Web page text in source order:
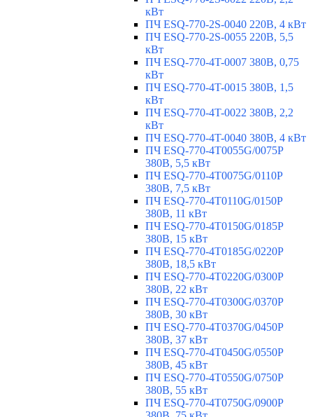
кВт
ПЧ ESQ-770-2S-0040 220В, 4 кВт
ПЧ ESQ-770-2S-0055 220В, 5,5
кВт
ПЧ ESQ-770-4T-0007 380В, 0,75
кВт
ПЧ ESQ-770-4T-0015 380В, 1,5
кВт
ПЧ ESQ-770-4T-0022 380В, 2,2
кВт
ПЧ ESQ-770-4T-0040 380В, 4 кВт
ПЧ ESQ-770-4T0055G/0075P
380В, 5,5 кВт
ПЧ ESQ-770-4T0075G/0110P
380В, 7,5 кВт
ПЧ ESQ-770-4T0110G/0150P
380В, 11 кВт
ПЧ ESQ-770-4T0150G/0185P
380В, 15 кВт
ПЧ ESQ-770-4T0185G/0220P
380В, 18,5 кВт
ПЧ ESQ-770-4T0220G/0300P
380В, 22 кВт
ПЧ ESQ-770-4T0300G/0370P
380В, 30 кВт
ПЧ ESQ-770-4T0370G/0450P
380В, 37 кВт
ПЧ ESQ-770-4T0450G/0550P
380В, 45 кВт
ПЧ ESQ-770-4T0550G/0750P
380В, 55 кВт
ПЧ ESQ-770-4T0750G/0900P